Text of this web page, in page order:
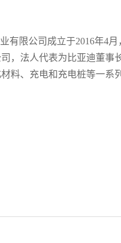
有限公司成立于2016年4
，法人代表为比亚迪董事
料、充电和充电桩等一